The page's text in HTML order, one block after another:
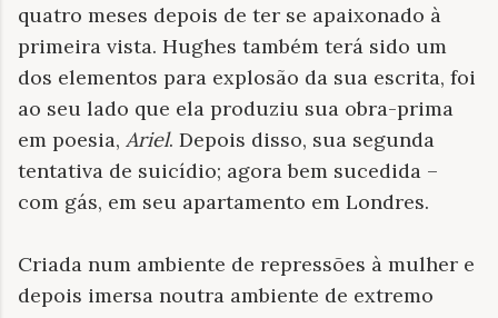
quatro meses depois de ter se apaixonado à
primeira vista. Hughes também terá sido um
dos elementos para explosão da sua escrita, foi
ao seu lado que ela produziu sua obra-prima
em poesia, Ariel. Depois disso, sua segunda
tentativa de suicídio; agora bem sucedida –
com gás, em seu apartamento em Londres.
Criada num ambiente de repressões à mulher e
depois imersa noutra ambiente de extremo